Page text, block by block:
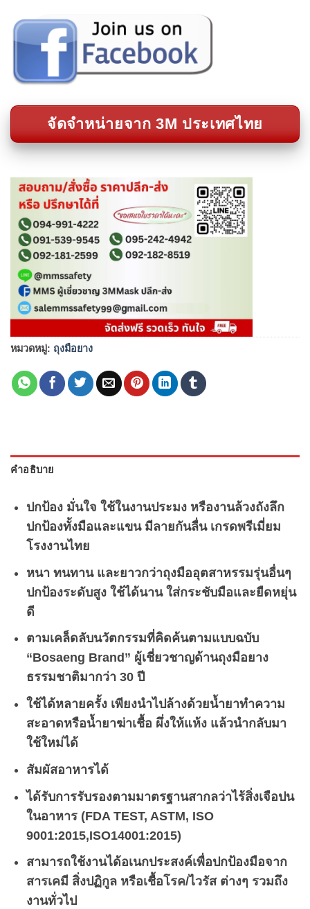
จัดจำหน่ายจาก 3M ประเทศไทย
หมวดหมู่: ถุงมือยาง
คำอธิบาย
ปกป้อง มั่นใจ ใช้ในงานประมง หรืองานล้วงถังลึก
ปกป้องทั้งมือและแขน มีลายกันลื่น เกรดพรีเมี่ยม
โรงงานไทย
หนา ทนทาน และยาวกว่าถุงมืออุตสาหรรมรุ่นอื่นๆ
ปกป้องระดับสูง ใช้ได้นาน ใส่กระชับมือและยืดหยุ่น
ดี
ตามเคล็ดลับนวัตกรรมที่คิดค้นตามแบบฉบับ
“Bosaeng Brand” ผู้เชี่ยวชาญด้านถุงมือยาง
ธรรมชาติมากว่า 30 ปี
ใช้ได้หลายครั้ง เพียงนำไปล้างด้วยน้ำยาทำความ
สะอาดหรือน้ำยาฆ่าเชื้อ ผึ่งให้แห้ง แล้วนำกลับมา
ใช้ใหม่ได้
สัมผัสอาหารได้
ได้รับการรับรองตามมาตรฐานสากลว่าไร้สิ่งเจือปน
ในอาหาร (FDA TEST, ASTM, ISO
9001:2015,ISO14001:2015)
สามารถใช้งานได้อเนกประสงค์เพื่อปกป้องมือจาก
สารเคมี สิ่งปฏิกูล หรือเชื้อโรค/ไวรัส ต่างๆ รวมถึง
งานทั่วไป